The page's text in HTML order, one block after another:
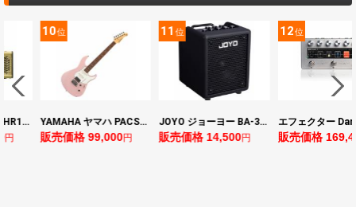
ヤマハ YAMAHA THR10II 小型ギターアンプ
円
10位
YAMAHA ヤマハ PACS+12 ASP Pacifica Standard Plus パシフィカスタンダードプラス エレキギター
販売価格 99,000円
11位
JOYO ジョーヨー BA-30 VIBE CUBE BLK 30W 小型ベースアンプ Bluetooth+OTGオーディオI/F搭載
販売価格 14,500円
12位
販売価格